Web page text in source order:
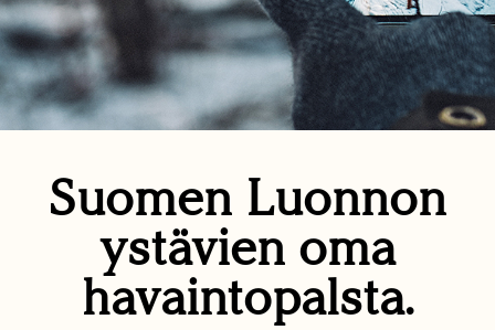
Suomen Luonnon
ystävien oma
havaintopalsta.